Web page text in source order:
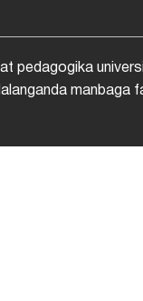
pedagogika
manbaga